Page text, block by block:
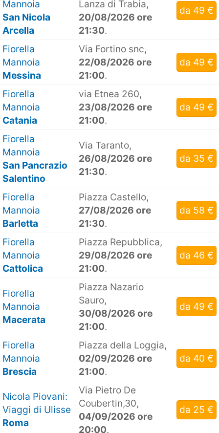
Mannoia
San Nicola
Arcella
Lanza di Trabia,
20/08/2026 ore
21:30.
da 49 €
Fiorella
Mannoia
Messina
Via Fortino snc,
22/08/2026 ore
21:00.
da 49 €
Fiorella
Mannoia
Catania
via Etnea 260,
23/08/2026 ore
21:00.
da 49 €
Fiorella
Mannoia
San Pancrazio
Salentino
Via Taranto,
26/08/2026 ore
21:30.
da 35 €
Fiorella
Mannoia
Barletta
Piazza Castello,
27/08/2026 ore
21:30.
da 58 €
Fiorella
Mannoia
Cattolica
Piazza Repubblica,
29/08/2026 ore
21:00.
da 46 €
Fiorella
Mannoia
Macerata
Piazza Nazario
Sauro,
30/08/2026 ore
21:00.
da 49 €
Fiorella
Mannoia
Brescia
Piazza della Loggia,
02/09/2026 ore
21:00.
da 40 €
Nicola Piovani:
Viaggi di Ulisse
Roma
Via Pietro De
Coubertin,30,
04/09/2026 ore
20:00.
da 25 €